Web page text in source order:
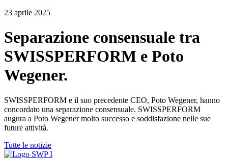
23 aprile 2025
Separazione consensuale tra
SWISSPERFORM e Poto
Wegener.
SWISSPERFORM e il suo precedente CEO, Poto Wegener, hanno
concordato una separazione consensuale. SWISSPERFORM
augura a Poto Wegener molto successo e soddisfazione nelle sue
future attività.
Tutte le notizie